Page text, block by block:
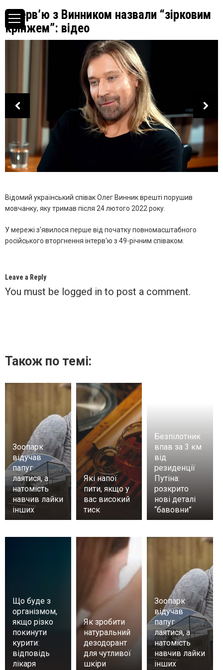
Інтерв’ю з Винником назвали “зірковим
крінжем”: відео
Відомий український співак Олег Винник врешті порушив
мовчанку, яку тримав після 24 лютого 2022 року.
У мережі з'явилося перше від початку повномасштабного
російського вторгнення інтерв'ю з 49-річним співаком.
Leave a Reply
You must be logged in to post a comment.
Також по темі:
Зоопарк
відучав
папуг
лаятися, а
натомість
навчив лайки
інших
Які напої
пити, якщо у
вас високий
тиск
Безпілотник
впав за 3 км
від
резиденції
Путіна:
розкрито
нові деталі
“бавовни”
Що буде з
організмом,
якщо різко
покинути
курити:
відповідь
лікаря
Як зробити
натуральний
дезодорант
для чутливої
шкіри
Зоопарк
відучав
папуг
лаятися, а
натомість
навчив лайки
інших